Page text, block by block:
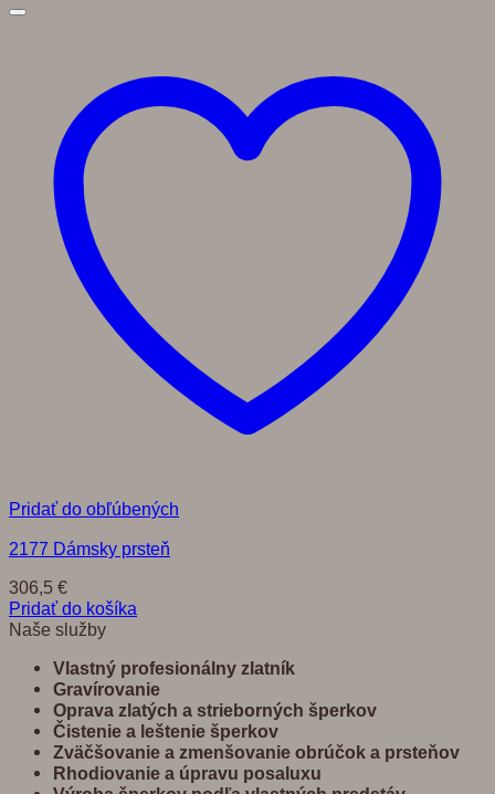
Pridať do obľúbených
2177 Dámsky prsteň
306,5 €
Pridať do košíka
Naše služby
Vlastný profesionálny zlatník
Gravírovanie
Oprava zlatých a strieborných šperkov
Čistenie a leštenie šperkov
Zväčšovanie a zmenšovanie obrúčok a prsteňov
Rhodiovanie a úpravu posaluxu